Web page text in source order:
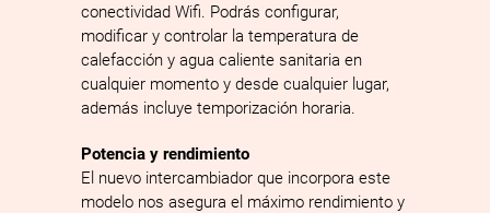
conectividad Wifi. Podrás configurar,
modificar y controlar la temperatura de
calefacción y agua caliente sanitaria en
cualquier momento y desde cualquier lugar,
además incluye temporización horaria.
Potencia y rendimiento
El nuevo intercambiador que incorpora este
modelo nos asegura el máximo rendimiento y